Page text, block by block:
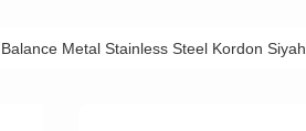
Metal Stainless Steel Kordon Siyah